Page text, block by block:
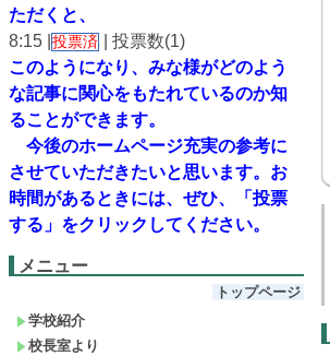
ただくと、
8:15 | 投票済
| 投票数(1)
このようになり、 みな様がどのよう
な記事に関心をもたれているのか知
ることができます。
今後のホームページ充実の参考に
させていただきたいと思います。 お
時間があるときには、ぜひ、「投票
する」をクリックしてください。
メニュー
トップページ
学校紹介
校長室より